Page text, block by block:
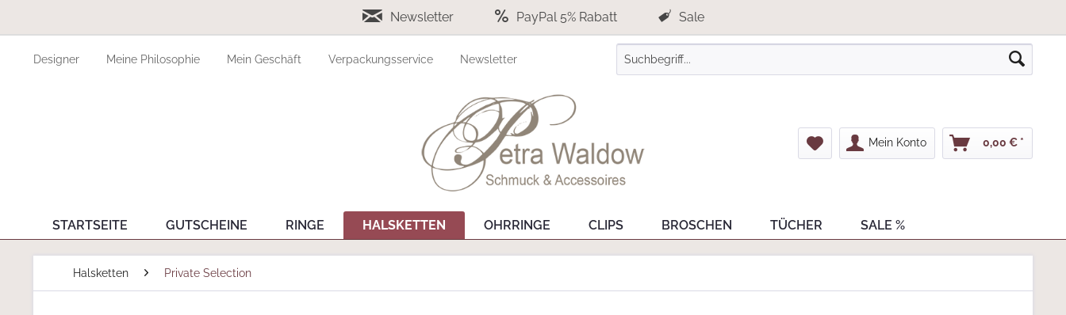
Newsletter PayPal 5% Rabatt Sale
Designer Meine Philosophie Mein Geschäft Verpackungsservice Newsletter
Mein Konto 0,00 € *
STARTSEITE GUTSCHEINE RINGE HALSKETTEN OHRRINGE CLIPS BROSCHEN TÜCHER SALE %
Halsketten Private Selection